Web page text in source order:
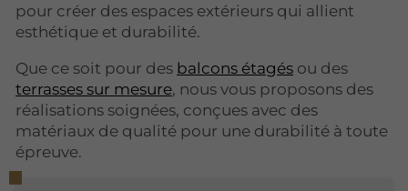
pour créer des espaces extérieurs qui allient
esthétique et durabilité.
Que ce soit pour des balcons étagés ou des
terrasses sur mesure, nous vous proposons des
réalisations soignées, conçues avec des
matériaux de qualité pour une durabilité à toute
épreuve.